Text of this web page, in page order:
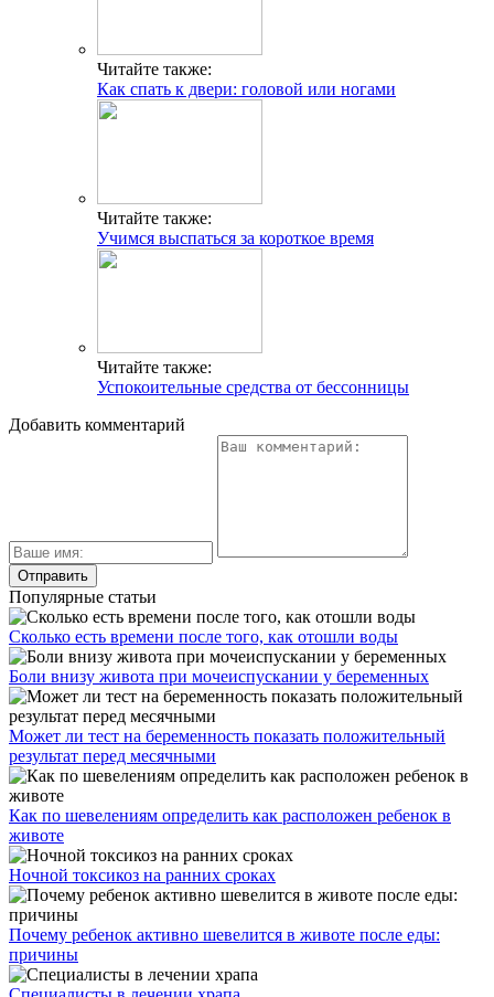
Читайте также:
Как спать к двери: головой или ногами
Читайте также:
Учимся выспаться за короткое время
Читайте также:
Успокоительные средства от бессонницы
Добавить комментарий
Популярные статьи
Сколько есть времени после того, как отошли воды
Боли внизу живота при мочеиспускании у беременных
Может ли тест на беременность показать положительный
результат перед месячными
Как по шевелениям определить как расположен ребенок в
животе
Ночной токсикоз на ранних сроках
Почему ребенок активно шевелится в животе после еды:
причины